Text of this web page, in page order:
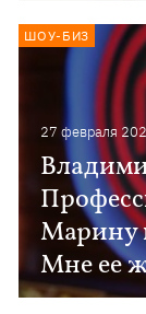
27 февраля
Марину
Мне ее
ШОУ-БИЗ